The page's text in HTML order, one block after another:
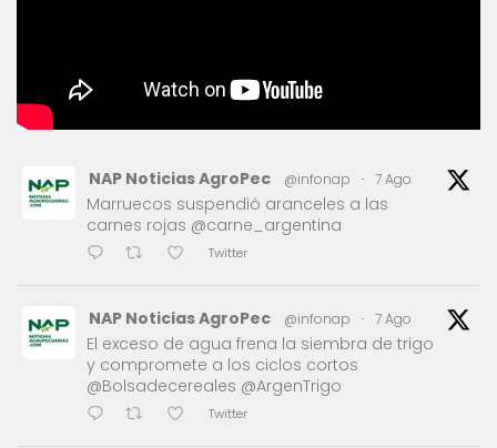
NAP Noticias AgroPec @infonap · 7 Ago
Marruecos suspendió aranceles a las
carnes rojas @carne_argentina
Twitter
NAP Noticias AgroPec @infonap · 7 Ago
El exceso de agua frena la siembra de trigo
y compromete a los ciclos cortos
@Bolsadecereales @ArgenTrigo
Twitter